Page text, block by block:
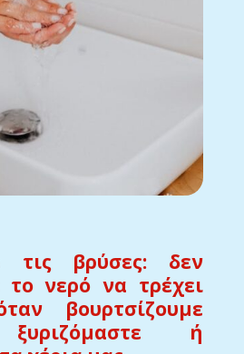
τις βρύσες: δεν
νερό να τρέχει
βουρτσίζουμε
ξυριζόμαστε ή